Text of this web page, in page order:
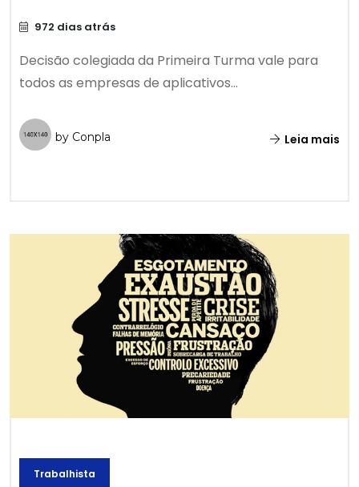
972 dias atrás
Decisão colegiada da Primeira Turma vale para
todos as empresas de aplicativos...
by Conpla Leia mais
Trabalhista